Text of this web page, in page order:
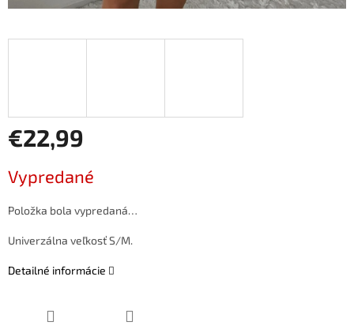
€22,99
cena:
Vypredané
Položka bola vypredaná…
Univerzálna veľkosť S/M.
Detailné informácie